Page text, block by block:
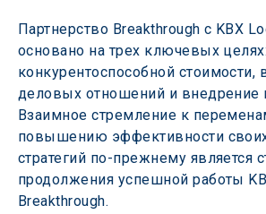
Партнерство Breakthrough с KBX
основано на трех ключевых
конкурентоспособной
деловых отношений и внедрение
Взаимное стремление к
повышению эффективности
стратегий по-прежнему является
продолжения успешной работы
Breakthrough.